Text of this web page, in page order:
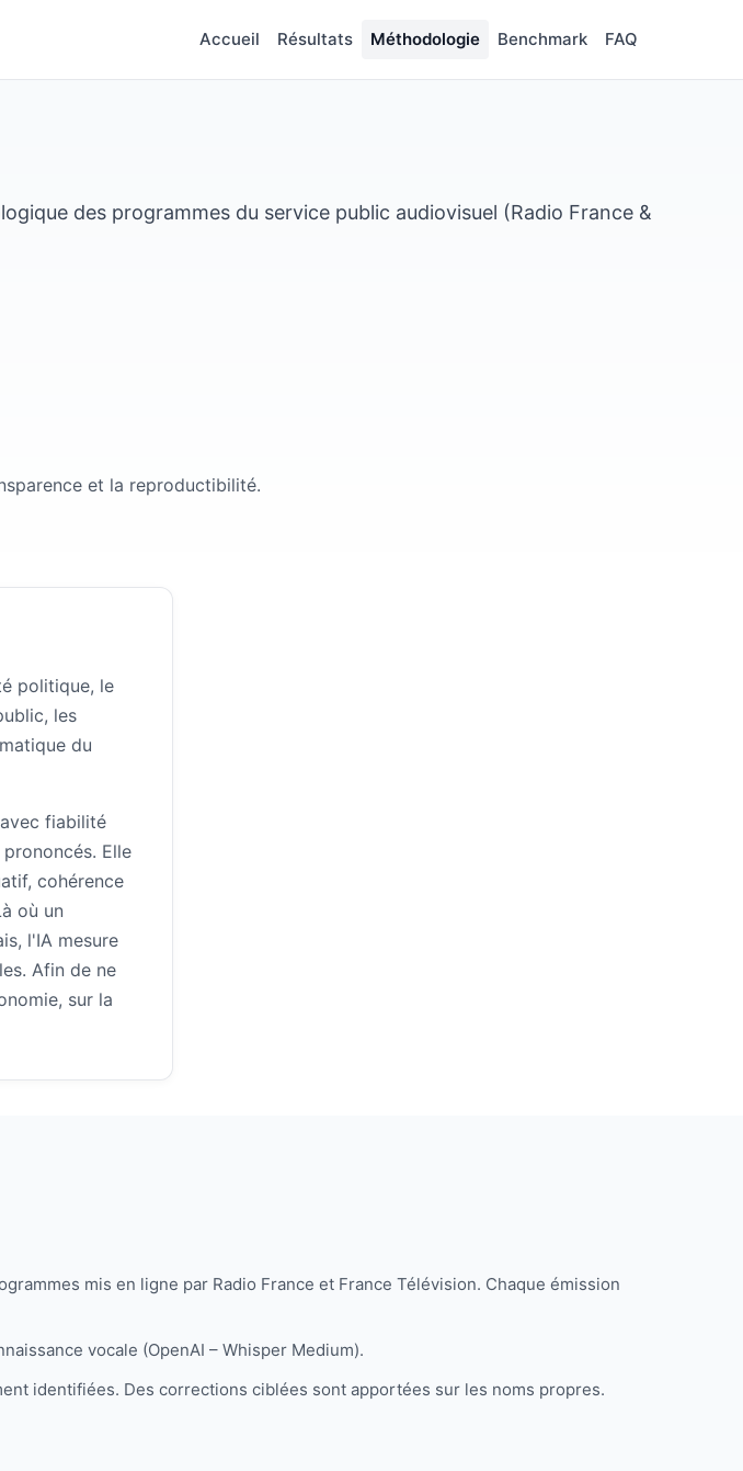
Accueil Résultats Méthodologie Benchmark FAQ
des programmes du service public audiovisuel (Radio France &
et la reproductibilité.
politique, le
les
du
fiabilité
Elle
cohérence
où un
l'IA mesure
Afin de ne
sur la
mis en ligne par Radio France et France Télévision. Chaque émission
vocale (OpenAI – Whisper Medium).
identifiées. Des corrections ciblées sont apportées sur les noms propres.